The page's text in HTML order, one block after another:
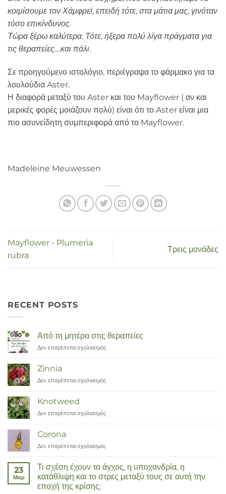
κοιμίσουμε τον Χάμφρεϊ, επειδή τότε, στα μάτια μας, γινόταν
τόσο επικίνδυνος.
Τώρα ξέρω καλύτερα. Τότε, ήξερα πολύ λίγα πράγματα για
τις θεραπείες....και πάλι.
Σε προηγούμενο ιστολόγιο, περιέγραψα το φάρμακο για τα
λουλούδια Aster.
Η διαφορά μεταξύ του Aster και του Mayflower ( αν και
μερικές φορές μοιάζουν πολύ) είναι ότι το Aster είναι μια
πιο ασυνείδητη συμπεριφορά από το Mayflower.
Madeleine Meuwessen
Mayflower - Plumeria
rubra
Τρεις μονάδες
RECENT POSTS
Από τη μητέρα στις θεραπείες
Δεν επιτρέπεται σχολιασμός
Zinnia
Δεν επιτρέπεται σχολιασμός
Knotweed
Δεν επιτρέπεται σχολιασμός
Corona
Δεν επιτρέπεται σχολιασμός
23
Μαρ
Τι σχέση έχουν το άγχος, η υποχονδρία, η
κατάθλιψη και το στρες μεταξύ τους σε αυτή την
εποχή της κρίσης;